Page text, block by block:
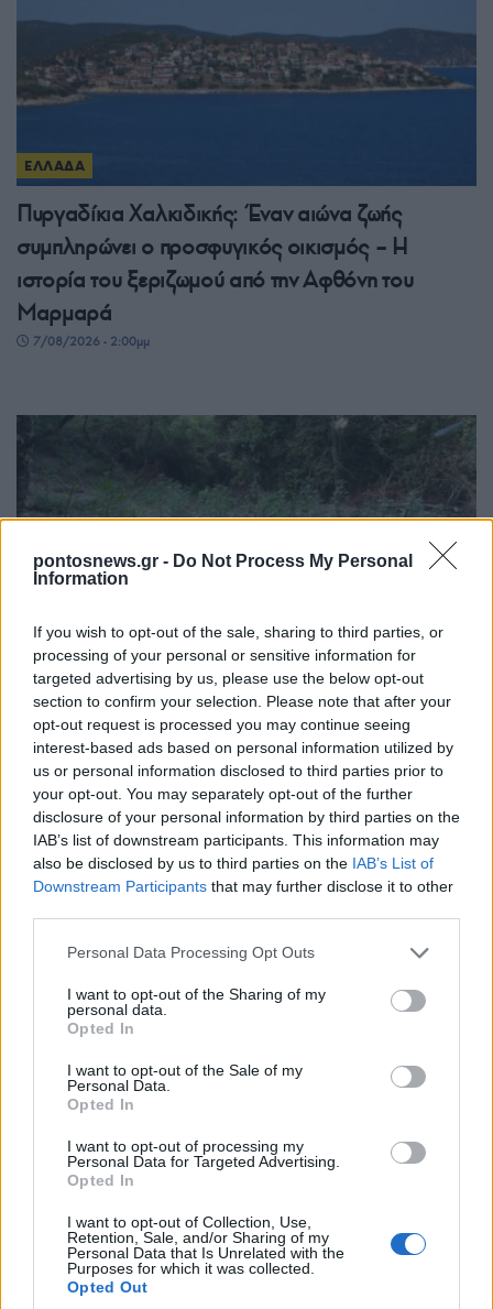
pontosnews.gr - Do Not Process My Personal
Information
If you wish to opt-out of the sale, sharing to third parties, or
processing of your personal or sensitive information for
targeted advertising by us, please use the below opt-out
section to confirm your selection. Please note that after your
opt-out request is processed you may continue seeing
interest-based ads based on personal information utilized by
us or personal information disclosed to third parties prior to
your opt-out. You may separately opt-out of the further
disclosure of your personal information by third parties on the
IAB’s list of downstream participants. This information may
also be disclosed by us to third parties on the IAB’s List of
Downstream Participants that may further disclose it to other
Please note that this website/app uses one or more Google
not limited to your visit or usage behaviour. You may click to
grant or deny consent to Google and its third-party tags to
use your data for below specified purposes in below Google
consent section.
Personal Data Processing Opt Outs
I want to opt-out of the Sharing of my
personal data.
Opted In
I want to opt-out of the Sale of my
Personal Data.
Opted In
I want to opt-out of processing my
Personal Data for Targeted Advertising.
Opted In
I want to opt-out of Collection, Use,
Retention, Sale, and/or Sharing of my
Personal Data that Is Unrelated with the
Purposes for which it was collected.
Opted Out
ΕΛΛΑΔΑ
Πυργαδίκια Χαλκιδικής: Έναν αιώνα ζωής
συμπληρώνει ο προσφυγικός οικισμός – Η
ιστορία του ξεριζωμού από την Αφθόνη του
Μαρμαρά
7/08/2026 - 2:00μμ
ΕΛΛΑΔΑ
ΕΛΑΣ: Φυτεία με περισσότερα από 2.000
δενδρύλλια κάνναβης εντοπίστηκε σε δύσβατη
δασική περιοχή στη Φθιώτιδα
7/08/2026 - 1:32μμ
Σέρρες: Βίντεο-ντοκουμέντο από το τροχαίο που
σφοδρής σύγκρουσης
7/08/2026 - 12:59μμ